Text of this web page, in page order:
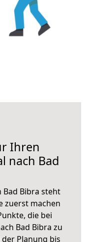
Ihren
nach Bad
Bibra steht
zuerst machen
die bei
Bad Bibra zu
Planung bis